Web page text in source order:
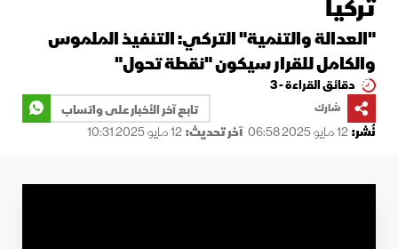
تركيا
"العدالة والتنمية" التركي: التنفيذ الملموس
والكامل للقرار سيكون "نقطة تحول"
دقائق القراءة - 3
شارك
تابع آخر الأخبار على واتساب
نُشر:12 مايو 2025 06:58 آخر تحديث:12 مايو 2025 10:31